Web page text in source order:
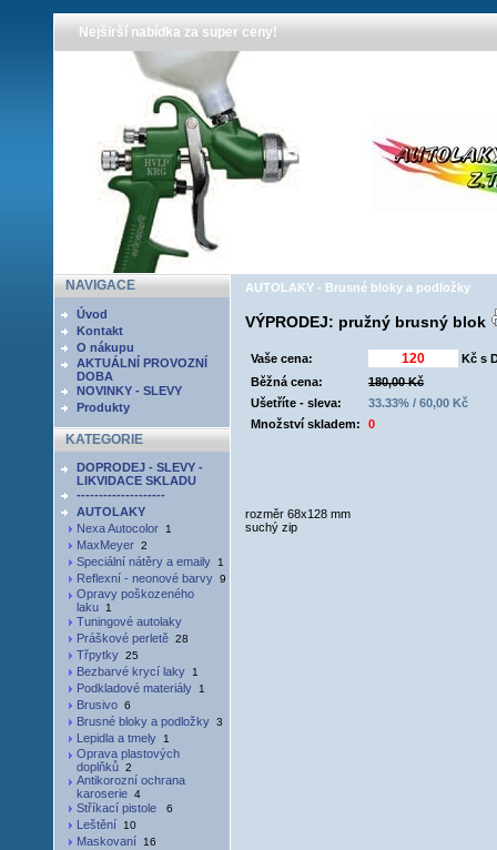
Nejširší nabídka za super ceny!
NAVIGACE
Úvod
Kontakt
O nákupu
AKTUÁLNÍ PROVOZNÍ
DOBA
NOVINKY - SLEVY
Produkty
KATEGORIE
DOPRODEJ - SLEVY -
LIKVIDACE SKLADU
--------------------
AUTOLAKY
Nexa Autocolor 1
MaxMeyer 2
Speciální nátěry a emaily 1
Reflexní - neonové barvy 9
Opravy poškozeného
laku 1
Tuningové autolaky
Práškové perletě 28
Třpytky 25
Bezbarvé krycí laky 1
Podkladové materiály 1
Brusivo 6
Brusné bloky a podložky 3
Lepidla a tmely 1
Oprava plastových
doplňků 2
Antikorozní ochrana
karoserie 4
Stříkací pistole 6
Leštění 10
Maskovaní 16
AUTOLAKY - Brusné bloky a podložky
VÝPRODEJ: pružný brusný blok
Vaše cena:
Kč s
Běžná cena:
180,00 Kč
Ušetříte - sleva:
33.33% / 60,00 Kč
Množství skladem:
0
rozměr 68x128 mm
suchý zip